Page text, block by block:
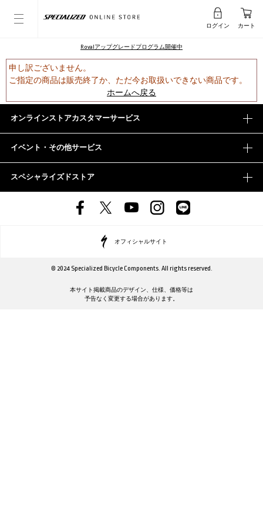
ログイン カート
Rovalアップグレードプログラム開催中
申し訳ございません。
ご指定の商品は販売終了か、ただ今お取扱いできない商品です。
ホームへ戻る
オンラインストアカスタマーサービス
イベント・その他サービス
スペシャライズドストア
オフィシャルサイト
© 2024 Specialized Bicycle Components. All rights reserved.
本サイト掲載商品のデザイン、仕様、価格等は
予告なく変更する場合があります。